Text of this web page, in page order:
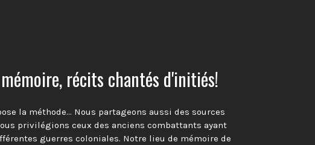
récits chantés d'initiés!
la méthode… Nous partageons aussi des sources
privilégions ceux des anciens combattants ayant
guerres coloniales. Notre lieu de mémoire de